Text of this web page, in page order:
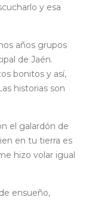
y esa
años grupos
de Jaén.
bonitos y así,
historias son
el galardón de
en tu tierra es
hizo volar igual
ensueño,